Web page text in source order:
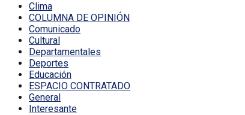
Clima
COLUMNA DE OPINIÓN
Comunicado
Cultural
Departamentales
Deportes
Educación
ESPACIO CONTRATADO
General
Interesante